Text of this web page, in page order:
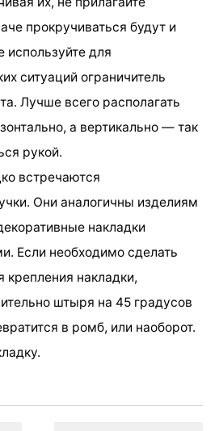
прокручиваться будут и
для
ситуаций ограничитель
Лучше всего располагать
а вертикально — так
рукой.
встречаются
Они аналогичны изделиям
накладки
Если необходимо сделать
крепления накладки,
штыря на 45 градусов
в ромб, или наоборот.